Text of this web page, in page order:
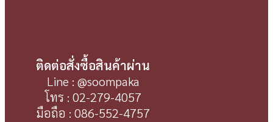
ติดต่อสั่งซื้อสินค้าผ่าน
Line : @soompaka
โทร : 02-279-4057
มือถือ : 086-552-4757